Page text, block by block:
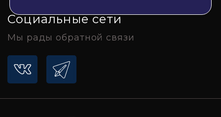
Социальные сети
Мы рады обратной связи